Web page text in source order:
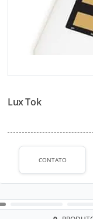
Lux Tok
CONTATO